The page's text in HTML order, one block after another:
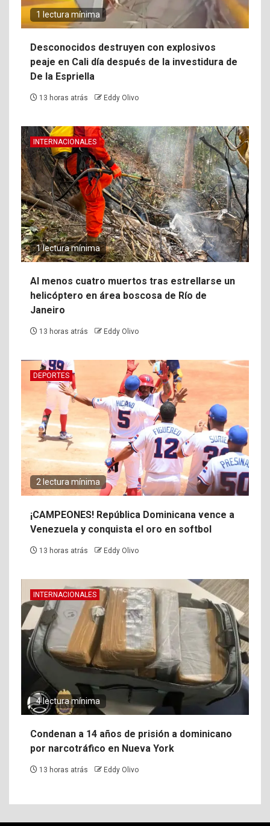
1 lectura mínima
Desconocidos destruyen con explosivos
peaje en Cali día después de la investidura de
De la Espriella
13 horas atrás Eddy Olivo
INTERNACIONALES
1 lectura mínima
Al menos cuatro muertos tras estrellarse un
helicóptero en área boscosa de Río de
Janeiro
13 horas atrás Eddy Olivo
DEPORTES
2 lectura mínima
¡CAMPEONES! República Dominicana vence a
Venezuela y conquista el oro en softbol
13 horas atrás Eddy Olivo
INTERNACIONALES
4 lectura mínima
Condenan a 14 años de prisión a dominicano
por narcotráfico en Nueva York
13 horas atrás Eddy Olivo